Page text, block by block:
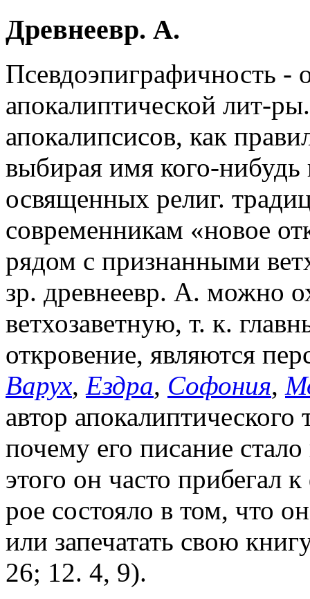
Древнеевр. А.
Псевдоэпиграфичность -
апокалиптической лит-
апокалипсисов, как
выбирая имя кого-
освященных религ.
современникам «новое
рядом с признанными
зр. древнеевр. А. можно
ветхозаветную, т. к.
откровение, являются
Варух, Ездра, Софония,
автор
почему его писание
этого он часто прибегал
рое состояло в том, что
или запечатать свою
26; 12. 4, 9).